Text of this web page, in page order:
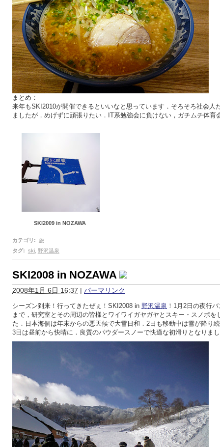
まとめ：
来年もSKI2010が開催できるといいなと思っています．そろそろ社会人
ましたが，めげずに頑張りたい．IT系勉強会に負けない，ガチムチ体育
SKI2009 in NOZAWA
カテゴリ : 旅
タグ: ski, 野沢温泉
SKI2008 in NOZAWA
2008年1月 6日 16:37 | パーマリンク
シーズン到来！行ってきたぜぇ！SKI2008 in 野沢温泉 ！1月2日の夜行
まで，研究室とその周辺の皆様とワイワイガヤガヤとスキー・スノボを
た．日本海側は年末からの悪天候で大雪日和．2日も移動中は雪が降り
3日は昼前から快晴に．良質のパウダースノーで快適な初滑りとなりま